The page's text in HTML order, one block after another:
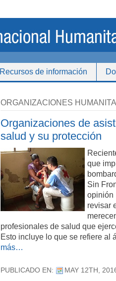
Recursos de información
ORGANIZACIONES
Organizaciones de
salud y su protección
que
Sin
opinión
revisar
profesionales de salud que
Esto incluye lo que se refiere al
más…
PUBLICADO EN: MAY 12TH,